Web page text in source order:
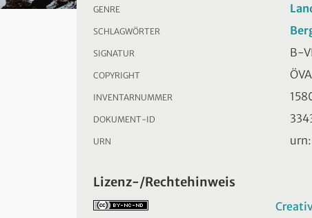
GENRE
SCHLAGWÖRTER
SIGNATUR B-
COPYRIGHT ÖVA
INVENTARNUMMER
DOKUMENT-ID
URN
Lizenz-/Rechtehinweis